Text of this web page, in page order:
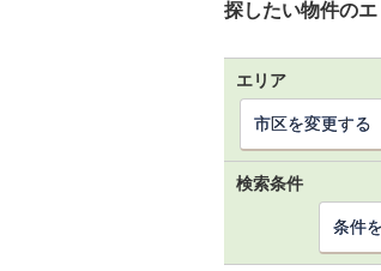
探したい物件の
エリア
市区を変更する
検索条件
条件